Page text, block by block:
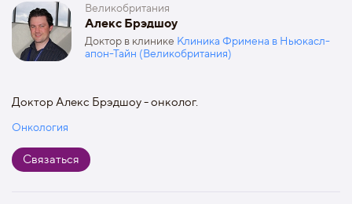
Великобритания
Алекс Брэдшоу
Доктор в клинике Клиника Фримена в Ньюкасл-
апон-Тайн (Великобритания)
Доктор Алекс Брэдшоу - онколог.
Онкология
Связаться